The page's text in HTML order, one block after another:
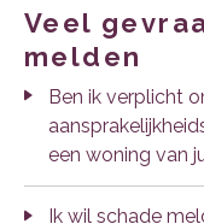
veel gevraagd over schade
melden
Ben ik verplicht om een
een woning van
Ik wil schade melden bij mijn verzekering, maar